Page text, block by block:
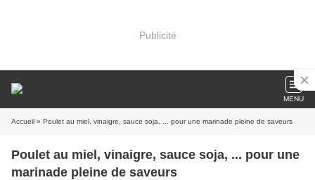
Publicité
MENU
Accueil » Poulet au miel, vinaigre, sauce soja, ... pour une marinade pleine de saveurs
Poulet au miel, vinaigre, sauce soja, ... pour une
marinade pleine de saveurs